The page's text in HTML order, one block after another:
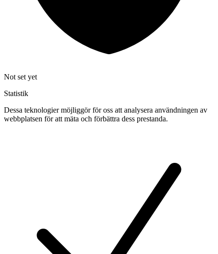
Not set yet
Statistik
Dessa teknologier möjliggör för oss att analysera användningen av
webbplatsen för att mäta och förbättra dess prestanda.